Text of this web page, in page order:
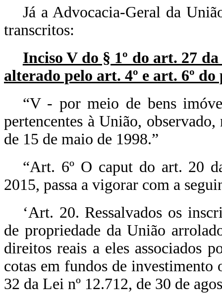
Já a Advocacia-Geral da
transcritos:
Inciso V do § 1º do art. 27
alterado pelo art. 4º e art. 6º
“V - por meio de bens
pertencentes à União,
de 15 de maio de 1998.”
“Art. 6º O caput do art. 20
2015, passa a vigorar com a
‘Art. 20. Ressalvados os
de propriedade da União
direitos reais a eles associados
cotas em fundos de
32 da Lei nº 12.712, de 30 de